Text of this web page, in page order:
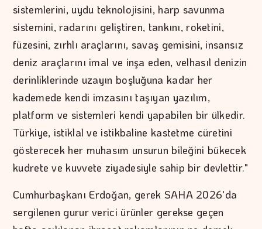
sistemlerini, uydu teknolojisini, harp savunma
sistemini, radarını geliştiren, tankını, roketini,
füzesini, zırhlı araçlarını, savaş gemisini, insansız
deniz araçlarını imal ve inşa eden, velhasıl denizin
derinliklerinde uzayın boşluğuna kadar her
kademede kendi imzasını taşıyan yazılım,
platform ve sistemleri kendi yapabilen bir ülkedir.
Türkiye, istiklal ve istikbaline kastetme cüretini
gösterecek her muhasım unsurun bileğini bükecek
kudrete ve kuvvete ziyadesiyle sahip bir devlettir."
Cumhurbaşkanı Erdoğan, gerek SAHA 2026'da
sergilenen gurur verici ürünler gerekse geçen